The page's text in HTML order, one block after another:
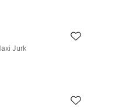
Jurk